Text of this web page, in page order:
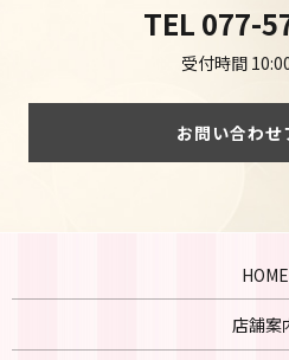
TEL 077-
受付時間
お問い合わせ
HOME
店舗案